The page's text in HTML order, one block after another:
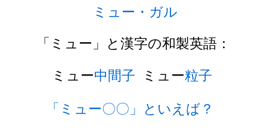
ミュー・ガル
「ミュー」と漢字の和製英語：
ミュー中間子 ミュー粒子
「ミュー〇〇」といえば？